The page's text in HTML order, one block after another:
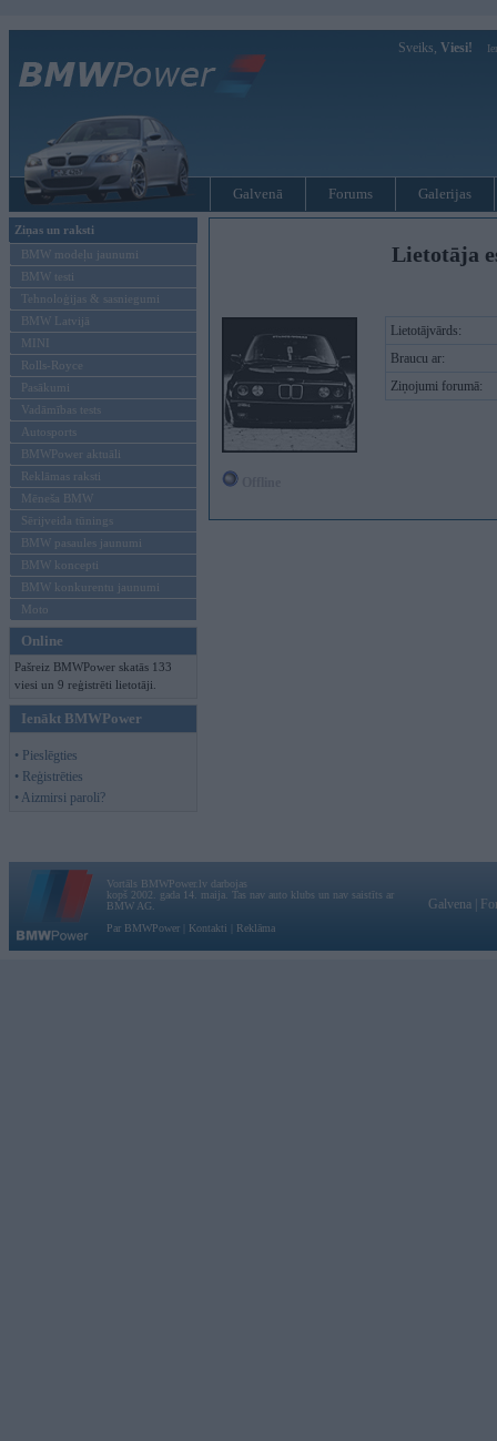
Sveiks, Viesi!
Galvenā Forums Galerijas
Ziņas un raksti
BMW modeļu jaunumi
BMW testi
Tehnoloģijas & sasniegumi
BMW Latvijā
MINI
Rolls-Royce
Pasākumi
Vadāmības tests
Autosports
BMWPower aktuāli
Reklāmas raksti
Mēneša BMW
Sērijveida tūnings
BMW pasaules jaunumi
BMW koncepti
BMW konkurentu jaunumi
Moto
Online
Pašreiz BMWPower skatās 133
viesi un 9 reģistrēti lietotāji.
Ienākt BMWPower
• Pieslēgties
• Reģistrēties
• Aizmirsi paroli?
Lietotāja
Lietotājvārds:
Braucu ar:
Ziņojumi forumā:
Vortāls BMWPower.lv darbojas
kopš 2002. gada 14. maija. Tas nav auto klubs un nav saistīts ar
BMW AG.
Par BMWPower
Kontakti Reklāma
Galvena